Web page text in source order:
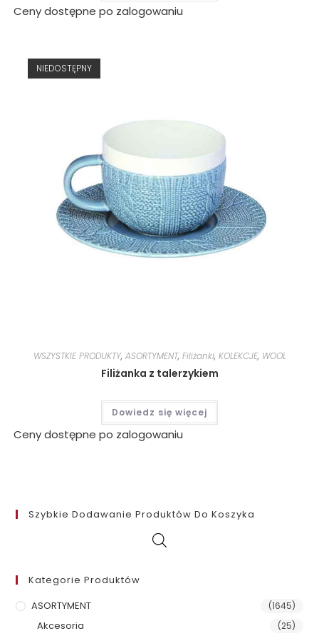
Ceny dostępne po zalogowaniu
NIEDOSTĘPNY
WSZYSTKIE PRODUKTY, ASORTYMENT, Filiżanki, KOLEKCJE, WOOL
Filiżanka z talerzykiem
Dowiedz się więcej
Ceny dostępne po zalogowaniu
Szybkie Dodawanie Produktów Do Koszyka
Kategorie Produktów
ASORTYMENT
(1645)
Akcesoria (25)